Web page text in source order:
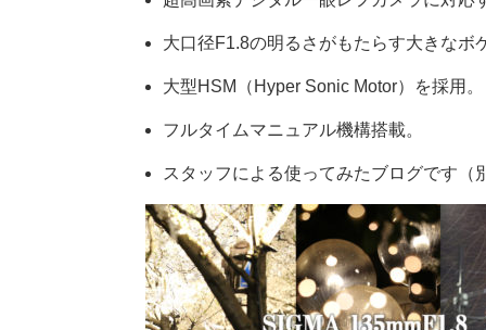
大口径F1.8の明るさがもたらす大きなボ
大型HSM（Hyper Sonic Motor）を採用。
フルタイムマニュアル機構搭載。
スタッフによる使ってみたブログです（